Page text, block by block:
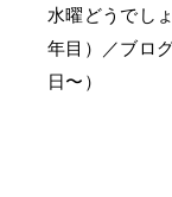
水曜どうでし
年目）／ブロ
日〜）